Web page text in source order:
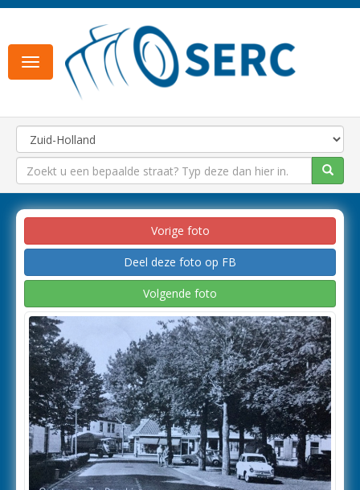
Toggle
navigation
Vorige foto
Deel deze foto op FB
Volgende foto